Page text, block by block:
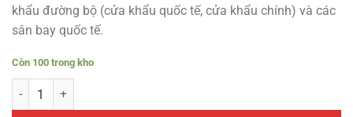
khẩu đường bộ (cửa khẩu quốc tế, cửa khẩu chính) và các
sân bay quốc tế.
Còn 100 trong kho
Bản đồ cửa khẩu việt nam số lượng